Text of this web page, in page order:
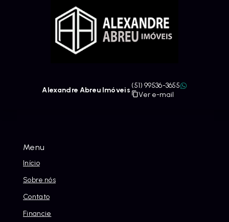
Menu
Início
Sobre nós
Contato
Financie
Alexandre Abreu Imóveis
(51) 99536-3655
Ver e-mail